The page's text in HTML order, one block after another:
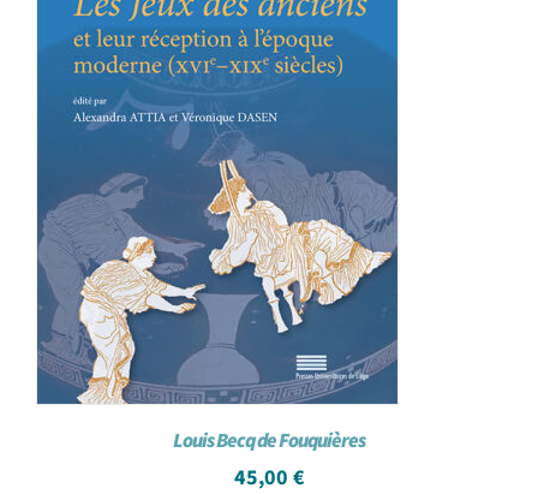
Louis Becq de Fouquières
45,00 €